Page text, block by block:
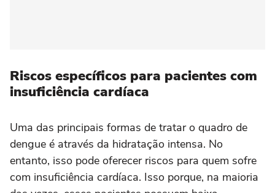
Riscos específicos para pacientes com
insuficiência cardíaca
Uma das principais formas de tratar o quadro de
dengue é através da hidratação intensa. No
entanto, isso pode oferecer riscos para quem sofre
com insuficiência cardíaca. Isso porque, na maioria